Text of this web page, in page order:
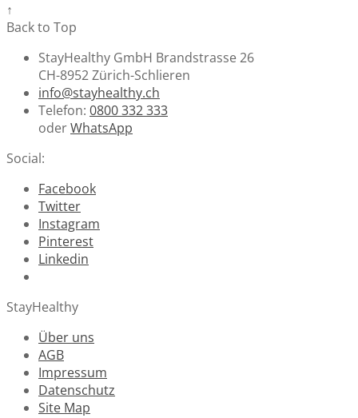
↑
Back to Top
StayHealthy GmbH Brandstrasse 26
CH-8952 Zürich-Schlieren
info@stayhealthy.ch
Telefon: 0800 332 333
oderWhatsApp
Social:
Facebook
Twitter
Instagram
Pinterest
Linkedin
StayHealthy
Über uns
AGB
Impressum
Datenschutz
Site Map